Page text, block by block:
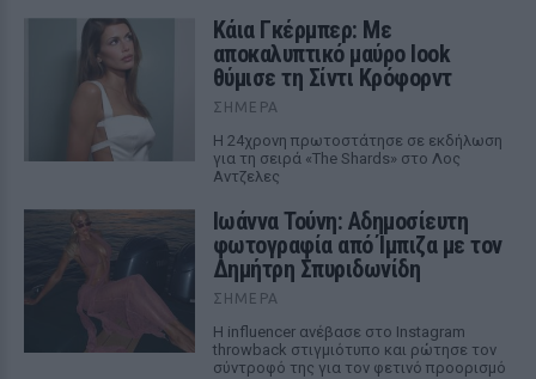
Κάια Γκέρμπερ: Με
αποκαλυπτικό μαύρο look
θύμισε τη Σίντι Κρόφορντ
ΣΉΜΕΡΑ
Η 24χρονη πρωτοστάτησε σε εκδήλωση
για τη σειρά «The Shards» στο Λος
Αντζελες
Ιωάννα Τούνη: Αδημοσίευτη
φωτογραφία από Ίμπιζα με τον
Δημήτρη Σπυριδωνίδη
ΣΉΜΕΡΑ
Η influencer ανέβασε στο Instagram
throwback στιγμιότυπο και ρώτησε τον
σύντροφό της για τον φετινό προορισμό